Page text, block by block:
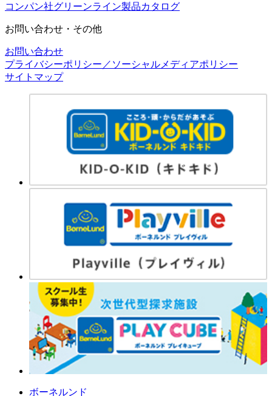
コンパン社グリーンライン製品カタログ
お問い合わせ・その他
お問い合わせ
プライバシーポリシー／ソーシャルメディアポリシー
サイトマップ
ボーネルンド